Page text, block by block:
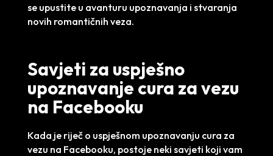
se upustite u avanturu upoznavanja i stvaranja
novih romantičnih veza.
Savjeti za uspješno
upoznavanje cura za vezu
na Facebooku
Kada je riječ o uspješnom upoznavanju cura za
vezu na Facebooku, postoje neki savjeti koji vam